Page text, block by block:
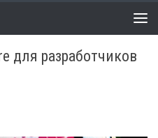
0 COMMENTS
для разработчиков